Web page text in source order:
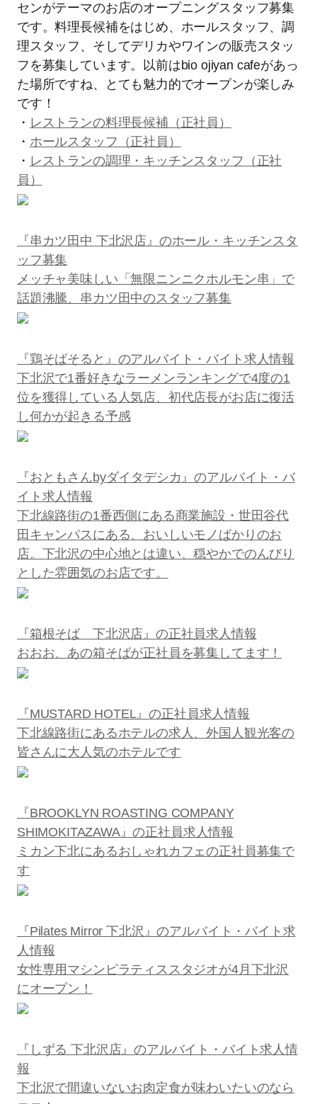
センがテーマのお店のオープニングスタッフ募集
です。料理長候補をはじめ、ホールスタッフ、調
理スタッフ、そしてデリカやワインの販売スタッ
フを募集しています。以前はbio ojiyan cafeがあっ
た場所ですね、とても魅力的でオープンが楽しみ
です！
・ レストランの料理長候補（正社員）
・ ホールスタッフ（正社員）
・ レストランの調理・キッチンスタッフ（正社
員）
『串カツ田中 下北沢店』のホール・キッチンスタ
ッフ募集
メッチャ美味しい「無限ニンニクホルモン串」で
話題沸騰、串カツ田中のスタッフ募集
『鶏そばそると』のアルバイト・バイト求人情報
下北沢で1番好きなラーメンランキングで4度の1
位を獲得している人気店、初代店長がお店に復活
し何かが起きる予感
『おともさんbyダイタデシカ』のアルバイト・バ
イト求人情報
下北線路街の1番西側にある商業施設・世田谷代
田キャンパスにある、おいしいモノばかりのお
店。下北沢の中心地とは違い、穏やかでのんびり
とした雰囲気のお店です。
『箱根そば 下北沢店』の正社員求人情報
おおお、あの箱そばが正社員を募集してます！
『MUSTARD HOTEL』の正社員求人情報
下北線路街にあるホテルの求人、外国人観光客の
皆さんに大人気のホテルです
『BROOKLYN ROASTING COMPANY
SHIMOKITAZAWA』の正社員求人情報
ミカン下北にあるおしゃれカフェの正社員募集で
す
『Pilates Mirror 下北沢』のアルバイト・バイト求
人情報
女性専用マシンピラティススタジオが4月下北沢
にオープン！
『しずる 下北沢店』のアルバイト・バイト求人情
報
下北沢で間違いないお肉定食が味わいたいのなら